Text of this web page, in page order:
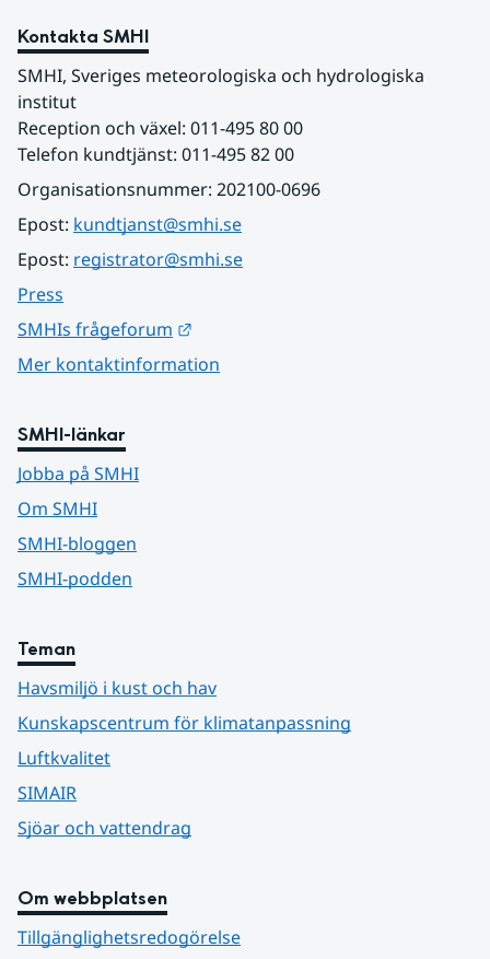
Kontakta SMHI
SMHI, Sveriges meteorologiska och hydrologiska
institut
Reception och växel: 011-495 80 00
Telefon kundtjänst: 011-495 82 00
Organisationsnummer: 202100-0696
Epost: kundtjanst@smhi.se
Epost: registrator@smhi.se
Press
SMHIs frågeforum
Mer kontaktinformation
SMHI-länkar
Jobba på SMHI
Om SMHI
SMHI-bloggen
SMHI-podden
Teman
Havsmiljö i kust och hav
Kunskapscentrum för klimatanpassning
Luftkvalitet
SIMAIR
Sjöar och vattendrag
Om webbplatsen
Tillgänglighetsredogörelse